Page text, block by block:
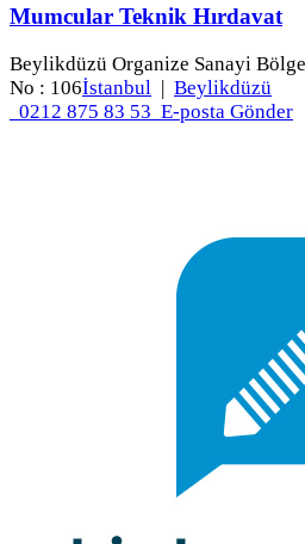
Mumcular Teknik Hırdavat
Beylikdüzü Organize Sanayi
No : 106İstanbul | Beylikdüzü
0212 875 83 53 E-posta Gönder